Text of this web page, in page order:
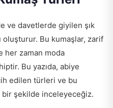
ve davetlerde giyilen şık
oluşturur. Bu kumaşlar, zarif
her zaman moda
Bu yazıda, abiye
edilen türleri ve bu
bir şekilde inceleyeceğiz.